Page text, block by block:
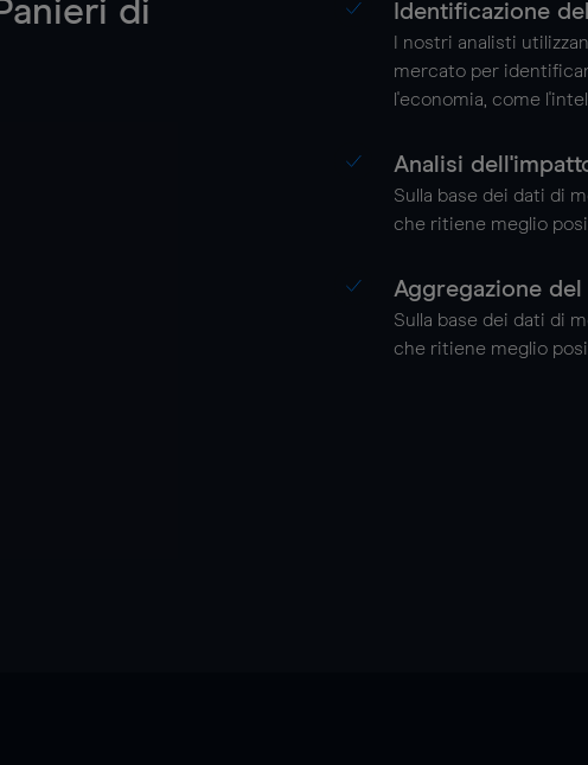
di
Identificazione
I nostri analisti
mercato per
l'economia, come
Analisi
Sulla base dei dati di
che ritiene meglio
Aggregazione
Sulla base dei dati di
che ritiene meglio